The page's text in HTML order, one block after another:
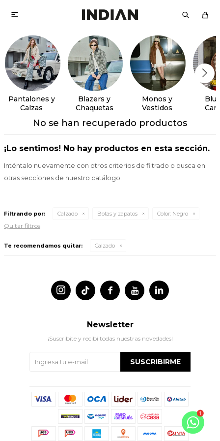

Pantalones y
Calzas
Blazers y
Chaquetas
Monos y
Vestidos
No se han recuperado productos
¡Lo sentimos! No hay productos en esta sección.
Inténtalo nuevamente con otros criterios de filtrado o busca en
otras secciones de nuestro catálogo.
Filtrando por: Calzado Botas y zapatos Color: Negro
Quitar filtros
Te recomendamos quitar: Calzado
 
 
Newsletter
¡Suscribite y recibí todas nuestras novedades!
SUSCRIBIRME